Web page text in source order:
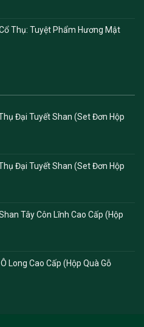
Thụ: Tuyệt Phẩm Hương Mật
Đại Tuyết Shan (Set Đơn Hộp
Đại Tuyết Shan (Set Đơn Hộp
Tây Côn Lĩnh Cao Cấp (Hộp
Long Cao Cấp (Hộp Quà Gỗ